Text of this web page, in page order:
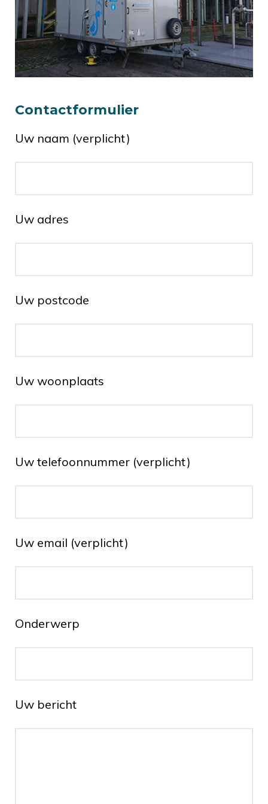
Contactformulier
Uw naam (verplicht)
Uw adres
Uw postcode
Uw woonplaats
Uw telefoonnummer (verplicht)
Uw email (verplicht)
Onderwerp
Uw bericht